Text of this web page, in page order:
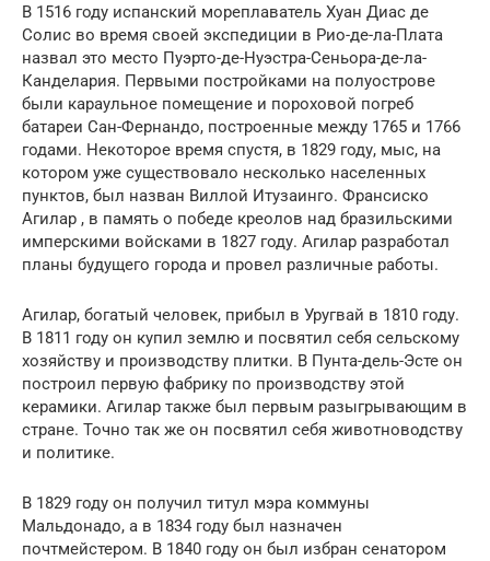
В 1516 году испанский мореплаватель Хуан Диас де
Солис во время своей экспедиции в Рио-де-ла-Плата
назвал это место Пуэрто-де-Нуэстра-Сеньора-де-ла-
Канделария. Первыми постройками на полуострове
были караульное помещение и пороховой погреб
батареи Сан-Фернандо, построенные между 1765 и 1766
годами. Некоторое время спустя, в 1829 году, мыс, на
котором уже существовало несколько населенных
пунктов, был назван Виллой Итузаинго. Франсиско
Агилар , в память о победе креолов над бразильскими
имперскими войсками в 1827 году. Агилар разработал
планы будущего города и провел различные работы.
Агилар, богатый человек, прибыл в Уругвай в 1810 году.
В 1811 году он купил землю и посвятил себя сельскому
хозяйству и производству плитки. В Пунта-дель-Эсте он
построил первую фабрику по производству этой
керамики. Агилар также был первым разыгрывающим в
стране. Точно так же он посвятил себя животноводству
и политике.
В 1829 году он получил титул мэра коммуны
Мальдонадо, а в 1834 году был назначен
почтмейстером. В 1840 году он был избран сенатором